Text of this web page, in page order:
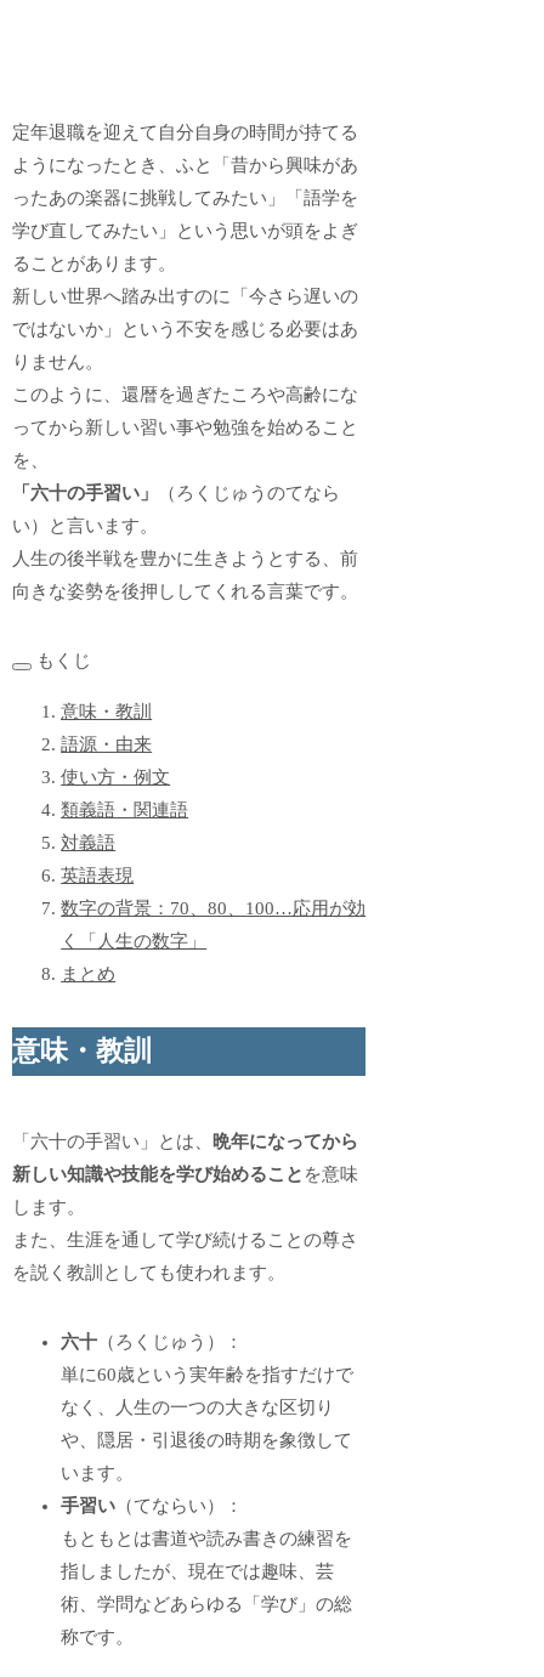
定年退職を迎えて自分自身の時間が持てる
ようになったとき、ふと「昔から興味があ
ったあの楽器に挑戦してみたい」「語学を
学び直してみたい」という思いが頭をよぎ
ることがあります。
新しい世界へ踏み出すのに「今さら遅いの
ではないか」という不安を感じる必要はあ
りません。
このように、還暦を過ぎたころや高齢にな
ってから新しい習い事や勉強を始めること
を、
「六十の手習い」
（ろくじゅうのてなら
い）と言います。
人生の後半戦を豊かに生きようとする、前
向きな姿勢を後押ししてくれる言葉です。
もくじ
意味・教訓
語源・由来
使い方・例文
類義語・関連語
対義語
英語表現
数字の背景：70、80、100…応用が効
く「人生の数字」
まとめ
意味・教訓
「六十の手習い」とは、
晩年になってから
新しい知識や技能を学び始めること を意味
します。
また、生涯を通して学び続けることの尊さ
を説く教訓としても使われます。
六十 （ろくじゅう）：
単に60歳という実年齢を指すだけで
なく、人生の一つの大きな区切り
や、隠居・引退後の時期を象徴して
います。
手習い （てならい）：
もともとは書道や読み書きの練習を
指しましたが、現在では趣味、芸
術、学問などあらゆる「学び」の総
称です。